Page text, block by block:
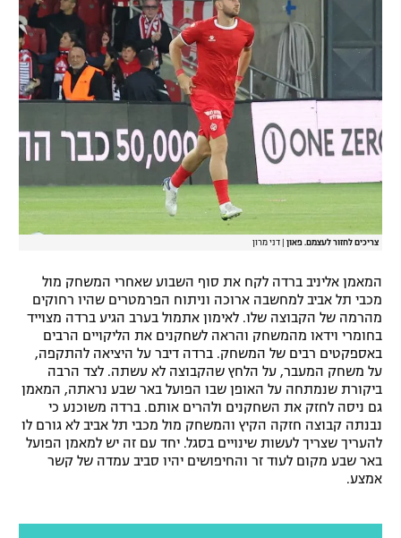
צריכים לחזור לעצמם. פאון דני מרון
המאמן אליניב ברדה לקח את סוף השבוע שאחרי המשחק מול
מכבי תל אביב למחשבה ארוכה וניתוח הפרמטרים שהיו רחוקים
מהרמה של הקבוצה שלו. לאימון אתמול בערב הגיע ברדה מצוייד
בחומרי וידאו מהמשחק והראה לשחקנים את הליקויים הרבים
באספקטים רבים של המשחק. ברדה דיבר על היציאה להתקפה,
על משחק המעבר, על הלחץ שהקבוצה לא עשתה. לצד הרבה
ביקורת שנמתחה על האופן שבו הפועל באר שבע נראתה, המאמן
גם ניסה לחזק את השחקנים ולהרים אותם. ברדה משוכנע כי
נבנתה קבוצה חזקה הקיץ והמשחק מול מכבי תל אביב לא גורם לו
להעריך שצריך לעשות שינויים בסגל. יחד עם זה יש למאמן הפועל
באר שבע מקום לעוד זר והחיפושים יהיו סביב עמדה של קשר
אמצע.